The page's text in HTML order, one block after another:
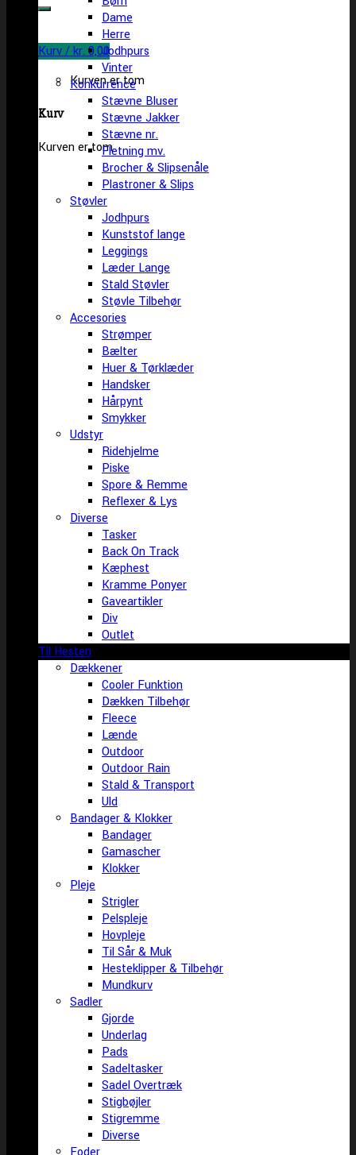
efter:
Kurv /kr. 0,00
Kurven er tom
Kurv
Kurven er tom
Dame
Herre
Jodhpurs
Vinter
Konkurrence
Stævne Bluser
Stævne Jakker
Stævne nr.
Fletning mv.
Brocher & Slipsenåle
Plastroner & Slips
Støvler
Jodhpurs
Kunststof lange
Leggings
Læder Lange
Stald Støvler
Støvle Tilbehør
Accesories
Strømper
Bælter
Huer & Tørklæder
Handsker
Hårpynt
Smykker
Udstyr
Ridehjelme
Piske
Spore & Remme
Reflexer & Lys
Diverse
Tasker
Back On Track
Kæphest
Kramme Ponyer
Gaveartikler
Div
Outlet
Til Hesten
Dækkener
Cooler Funktion
Dækken Tilbehør
Fleece
Lænde
Outdoor
Outdoor Rain
Stald & Transport
Uld
Bandager & Klokker
Bandager
Gamascher
Klokker
Pleje
Strigler
Pelspleje
Hovpleje
Til Sår & Muk
Hesteklipper & Tilbehør
Mundkurv
Sadler
Gjorde
Underlag
Pads
Sadeltasker
Sadel Overtræk
Stigbøjler
Stigremme
Diverse